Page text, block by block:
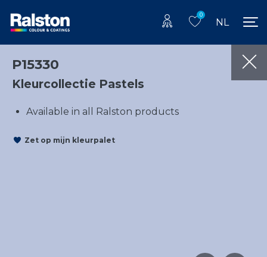
0
NL
P15330
Kleurcollectie Pastels
Available in all Ralston products
Zet op mijn kleurpalet